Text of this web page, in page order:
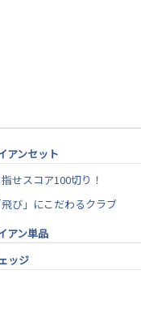
アンセット
せスコア100切り！
飛び」にこだわるクラブ
アン単品
ッジ